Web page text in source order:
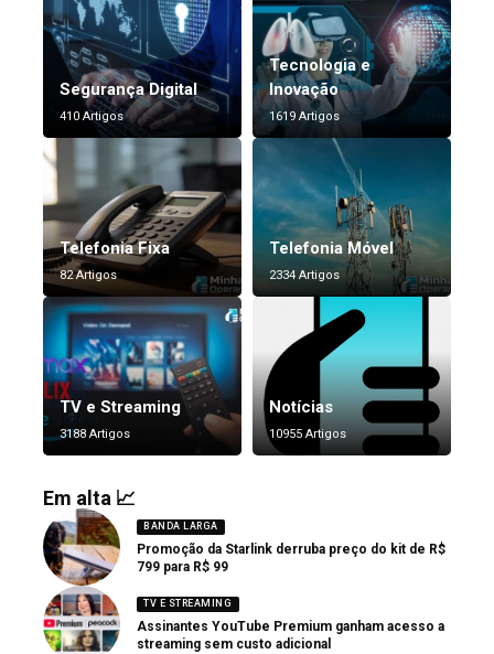
Segurança Digital
410 Artigos
Tecnologia e
Inovação
1619 Artigos
Telefonia Fixa
82 Artigos
Telefonia Móvel
2334 Artigos
TV e Streaming
3188 Artigos
Notícias
10955 Artigos
Em alta 📈
BANDA LARGA
Promoção da Starlink derruba preço do kit de R$
799 para R$ 99
TV E STREAMING
Assinantes YouTube Premium ganham acesso a
streaming sem custo adicional